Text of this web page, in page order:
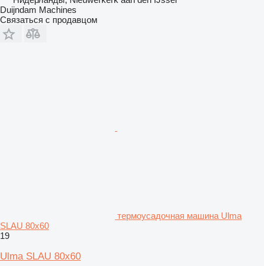
Duijndam Machines
Связаться с продавцом
термоусадочная машина Ulma
SLAU 80x60
19
Ulma SLAU 80x60